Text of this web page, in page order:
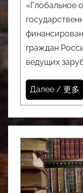
«Глобальное
граждан
ведущих
Далее / 更多